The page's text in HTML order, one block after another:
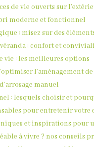
de vie ouverts sur
moderne et fonctionnel
: misez sur des
: confort et
vie : les meilleures options
l’aménagement
manuel
: lesquels choisir et
pour entretenir votre
et inspirations pour
à vivre ? nos conseils